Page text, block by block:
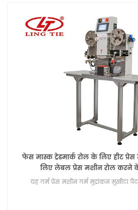
फेस मास्क ट्रेडमार्क रोल के लिए हीट
लिए लेबल प्रेस मशीन रोल करने
यह गर्म प्रेस मशीन गर्म मुद्रांकन मुखौटा